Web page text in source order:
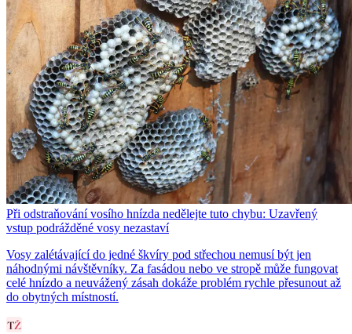
Při odstraňování vosího hnízda nedělejte tuto chybu: Uzavřený
vstup podrážděné vosy nezastaví
Vosy zalétávající do jedné škvíry pod střechou nemusí být jen
náhodnými návštěvníky. Za fasádou nebo ve stropě může fungovat
celé hnízdo a neuvážený zásah dokáže problém rychle přesunout až
do obytných místností.